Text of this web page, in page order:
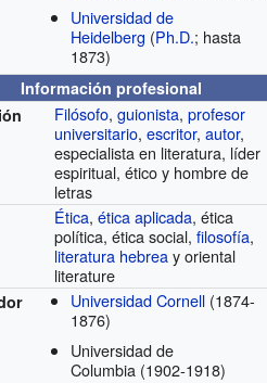
Universidad de
Heidelberg (Ph.D.; hasta
1873)
Información profesional
Filósofo,guionista,profesor
universitario,escritor,autor,
especialista en literatura, líder
espiritual, ético y hombre de
letras
Ética,ética aplicada, ética
política, ética social,filosofía,
literatura hebreay oriental
literature
Universidad Cornell (1874-
1876)
Universidad de
Columbia (1902-1918)